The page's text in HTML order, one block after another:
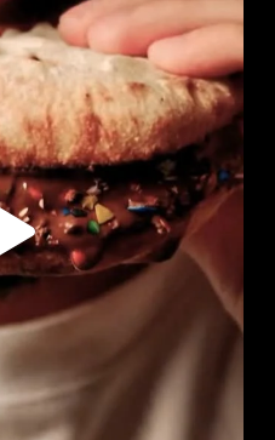
CHEZ CHICKEN STREET
36